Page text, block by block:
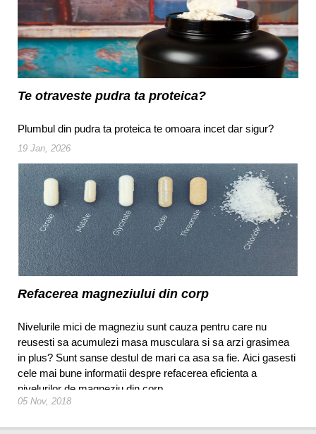
Te otraveste pudra ta proteica?
Plumbul din pudra ta proteica te omoara incet dar sigur?
19 Jan, 2026
Refacerea magneziului din corp
Nivelurile mici de magneziu sunt cauza pentru care nu
reusesti sa acumulezi masa musculara si sa arzi grasimea
in plus? Sunt sanse destul de mari ca asa sa fie. Aici gasesti
cele mai bune informatii despre refacerea eficienta a
nivelurilor de magneziu din corp.
05 Nov, 2018